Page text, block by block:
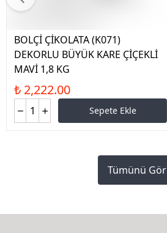
BOLÇİ ÇİKOLATA (K071)
DEKORLU BÜYÜK KARE ÇİÇEKLİ
MAVİ 1,8 KG
₺ 2,222.00
Sepete Ekle
Tümünü Gör